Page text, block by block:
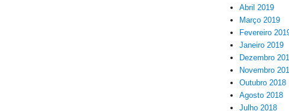
Abril 2019
Março 2019
Fevereiro
Janeiro 2019
Dezembro
Novembro
Outubro 2018
Agosto 2018
Julho 2018